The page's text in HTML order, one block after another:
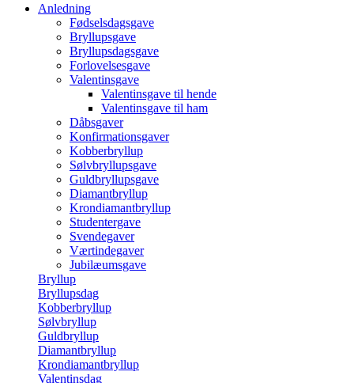
Anledning
Fødselsdagsgave
Bryllupsgave
Bryllupsdagsgave
Forlovelsesgave
Valentinsgave
Valentinsgave til hende
Valentinsgave til ham
Dåbsgaver
Konfirmationsgaver
Kobberbryllup
Sølvbryllupsgave
Guldbryllupsgave
Diamantbryllup
Krondiamantbryllup
Studentergave
Svendegaver
Værtindegaver
Jubilæumsgave
Bryllup
Bryllupsdag
Kobberbryllup
Sølvbryllup
Guldbryllup
Diamantbryllup
Krondiamantbryllup
Valentinsdag